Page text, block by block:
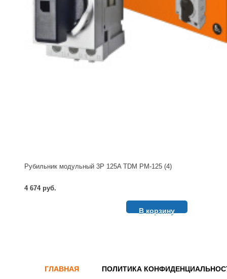
Рубильник модульный 3P 125A TDM РМ-125 (4)
4 674 руб.
В корзину
ГЛАВНАЯ ПОЛИТИКА